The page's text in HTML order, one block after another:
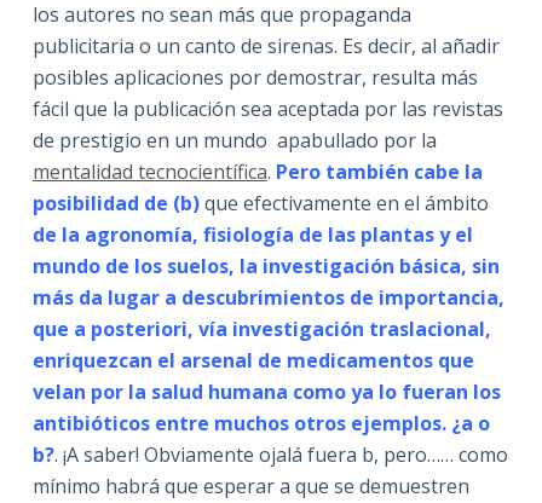
los autores no sean más que propaganda
publicitaria o un canto de sirenas. Es decir, al añadir
posibles aplicaciones por demostrar, resulta más
fácil que la publicación sea aceptada por las revistas
de prestigio en un mundo apabullado por la
mentalidad tecnocientífica. Pero también cabe la
posibilidad de (b)que efectivamente en el ámbito
de la agronomía, fisiología de las plantas y el
mundo de los suelos, la investigación básica, sin
más da lugar a descubrimientos de importancia,
que a posteriori, vía investigación traslacional,
enriquezcan el arsenal de medicamentos que
velan por la salud humana como ya lo fueran los
antibióticos entre muchos otros ejemplos. ¿a o
b?. ¡A saber! Obviamente ojalá fuera b, pero…… como
mínimo habrá que esperar a que se demuestren